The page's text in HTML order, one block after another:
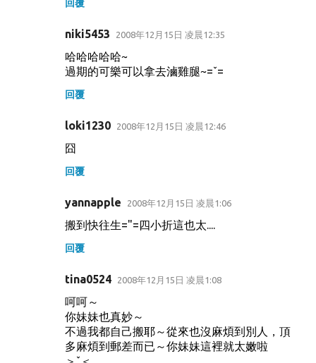
回覆
niki5453 2008年12月15日 凌晨12:35
哈哈哈哈哈~
過期的可樂可以拿去滷雞腿~=ˇ=
回覆
loki1230 2008年12月15日 凌晨12:46
囧
回覆
yannapple 2008年12月15日 凌晨1:06
搬到快往生="=四小折這也太....
回覆
tina0524 2008年12月15日 凌晨1:08
呵呵～
你妹妹也真妙～
不過我都自己搬耶～從來也沒麻煩到別人，頂
多麻煩到郵差而已～你妹妹這裡就太嫩啦